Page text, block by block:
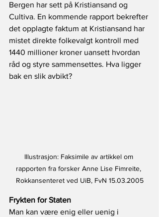
Bergen har sett på Kristiansand og
Cultiva. En kommende rapport bekrefter
det opplagte faktum at Kristiansand har
mistet direkte folkevalgt kontroll med
1440 millioner kroner uansett hvordan
råd og styre sammensettes. Hva ligger
bak en slik avbikt?
Illustrasjon: Faksimile av artikkel om
rapporten fra forsker Anne Lise Fimreite,
Rokkansenteret ved UiB, FvN 15.03.2005
Frykten for Staten
Man kan være enig eller uenig i